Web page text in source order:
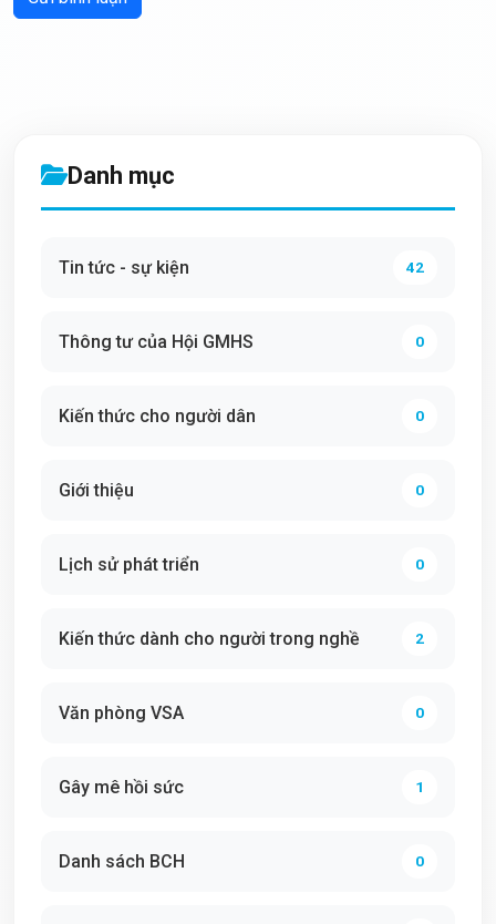
Danh mục
Tin tức - sự kiện 42
Thông tư của Hội GMHS 0
Kiến thức cho người dân 0
Giới thiệu 0
Lịch sử phát triển 0
Kiến thức dành cho người trong nghề 2
Văn phòng VSA 0
Gây mê hồi sức 1
Danh sách BCH 0